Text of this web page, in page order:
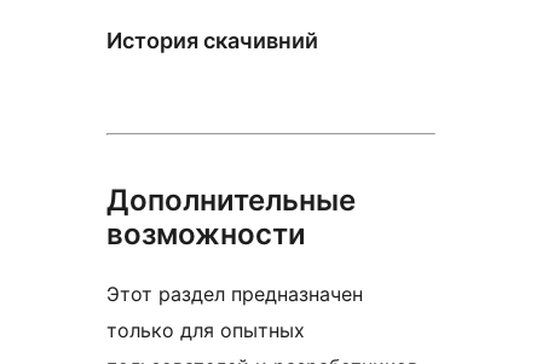
История скачивний
Дополнительные
возможности
Этот раздел предназначен
только для опытных